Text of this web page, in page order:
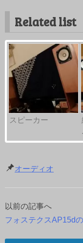
Related list
スピーカー
オーディオ
投
以前の記事へ
フォステクスAP15d